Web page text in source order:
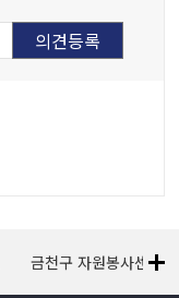
금천구 자원봉사센터